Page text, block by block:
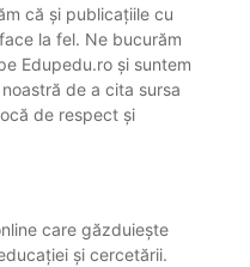
că și publicațiile cu
la fel. Ne bucurăm
Edupedu.ro și suntem
de a cita sursa
de respect și
care găzduiește
și cercetării.